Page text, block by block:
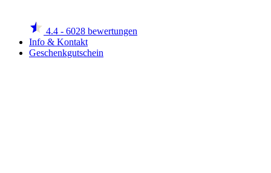
4.4 - 6028 bewertungen
Info & Kontakt
Geschenkgutschein